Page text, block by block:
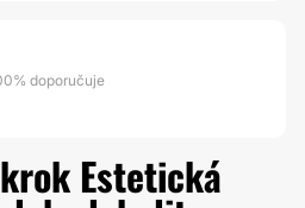
doporučuje
Estetická